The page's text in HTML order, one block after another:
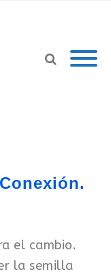
el cambio.
la semilla